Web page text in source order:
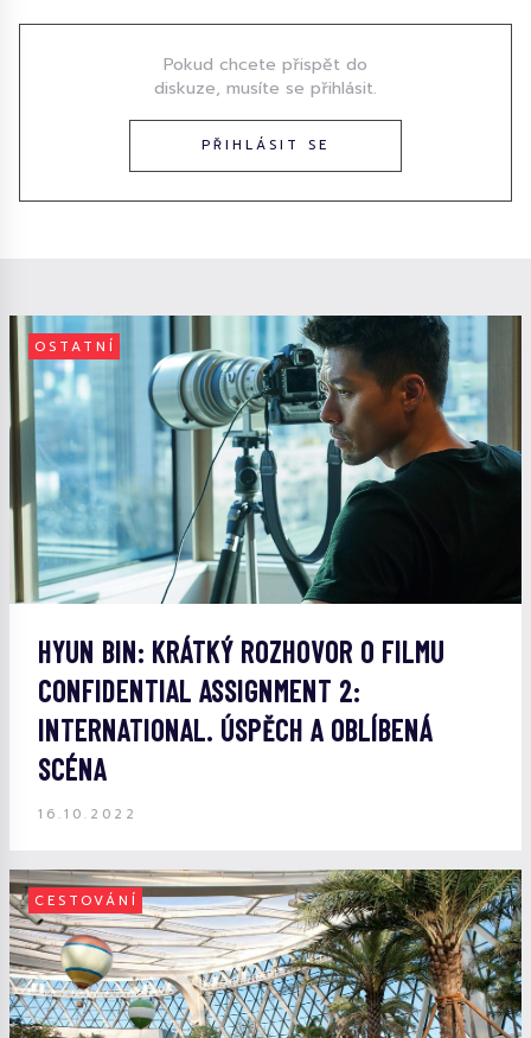
Pokud chcete přispět do
diskuze, musíte se přihlásit.
PŘIHLÁSIT SE
OSTATNÍ
HYUN BIN: KRÁTKÝ ROZHOVOR O FILMU
CONFIDENTIAL ASSIGNMENT 2:
INTERNATIONAL. ÚSPĚCH A OBLÍBENÁ
SCÉNA
16.10.2022
CESTOVÁNÍ